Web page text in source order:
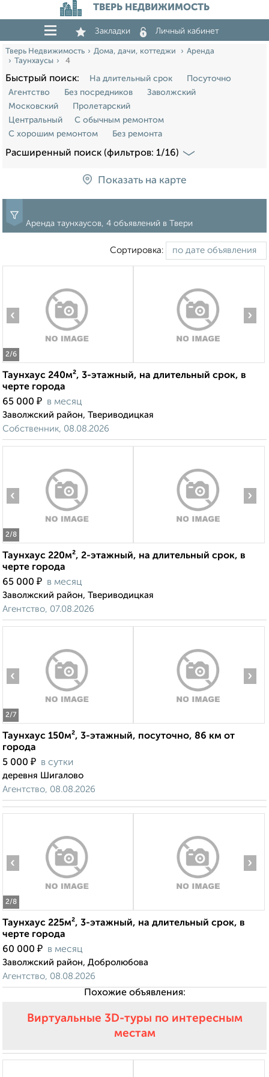
ТВЕРЬ НЕДВИЖИМОСТЬ
Закладки Личный кабинет
Тверь Недвижимость Дома, дачи, коттеджи
Аренда
Таунхаусы
4
Быстрый поиск: На длительный срок
Посуточно
Агентство
Без посредников
Заволжский
Московский
Пролетарский
Центральный
С обычным ремонтом
С хорошим ремонтом
Без ремонта
Расширенный поиск (фильтров: 1/16)
Показать на карте
Аренда таунхаусов, 4 объявлений в Твери
Сортировка:
2/6
‹ ›
Таунхаус 240м², 3-этажный, на длительный срок, в
черте города
65 000 ₽ в месяц
Заволжский район, Твериводицкая
Собственник, 08.08.2026
2/8
‹ ›
Таунхаус 220м², 2-этажный, на длительный срок, в
черте города
65 000 ₽ в месяц
Заволжский район, Твериводицкая
Агентство, 07.08.2026
2/7
‹ ›
Таунхаус 150м², 3-этажный, посуточно, 86 км от
города
5 000 ₽ в сутки
деревня Шигалово
Агентство, 08.08.2026
2/8
‹ ›
Таунхаус 225м², 3-этажный, на длительный срок, в
черте города
60 000 ₽ в месяц
Заволжский район, Добролюбова
Агентство, 08.08.2026
Похожие объявления:
Виртуальные 3D-туры по интересным
местам